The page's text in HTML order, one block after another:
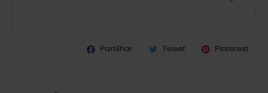
Partilhar Tweet Pinterest